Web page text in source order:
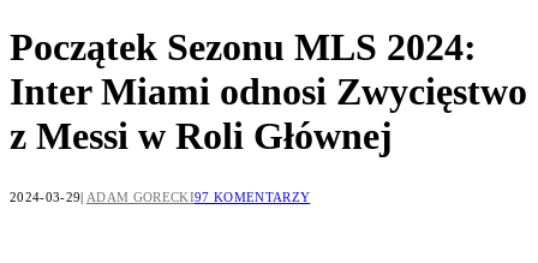
Początek Sezonu MLS 2024:
Inter Miami odnosi Zwycięstwo
z Messi w Roli Głównej
2024-03-29 ADAM GORECKI97 KOMENTARZY